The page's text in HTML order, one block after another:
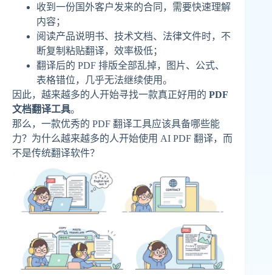
收到一份国外客户发来的合同，需要快速理解
内容；
阅读产品说明书、技术文档、法律文件时，不
断复制粘贴翻译，效率极低；
翻译后的 PDF 排版全部乱掉，图片、公式、
表格错位，几乎无法继续使用。
因此，越来越多的人开始寻找一款真正好用的 PDF
文档翻译工具。
那么，一款优秀的 PDF 翻译工具应该具备哪些能
力？为什么越来越多的人开始使用 AI PDF 翻译，而
不是传统翻译软件？